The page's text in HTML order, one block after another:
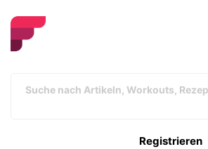
Registrieren